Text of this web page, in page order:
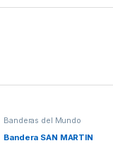
Banderas del Mundo
Bandera SAN MARTIN